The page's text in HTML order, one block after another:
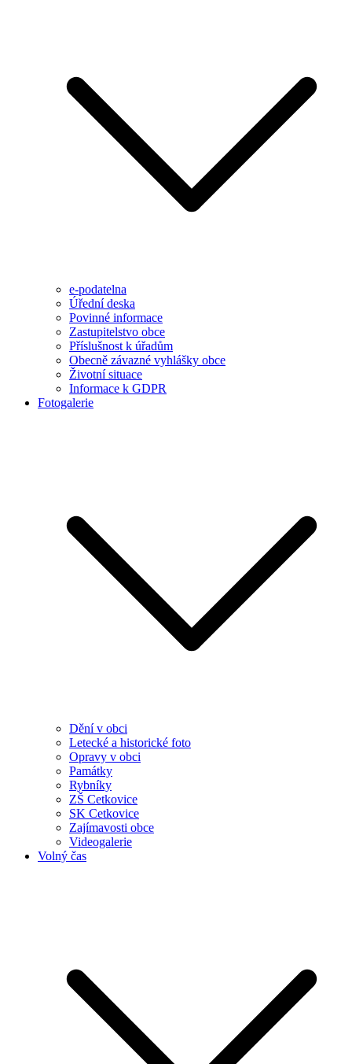
e-podatelna
Úřední deska
Povinné informace
Zastupitelstvo obce
Příslušnost k úřadům
Obecně závazné vyhlášky obce
Životní situace
Informace k GDPR
Fotogalerie
Dění v obci
Letecké a historické foto
Opravy v obci
Památky
Rybníky
ZŠ Cetkovice
SK Cetkovice
Zajímavosti obce
Videogalerie
Volný čas